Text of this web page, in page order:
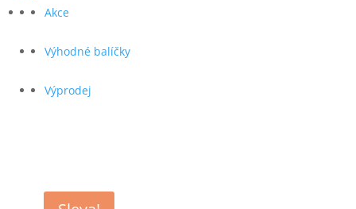
Akce
Výhodné balíčky
Výprodej